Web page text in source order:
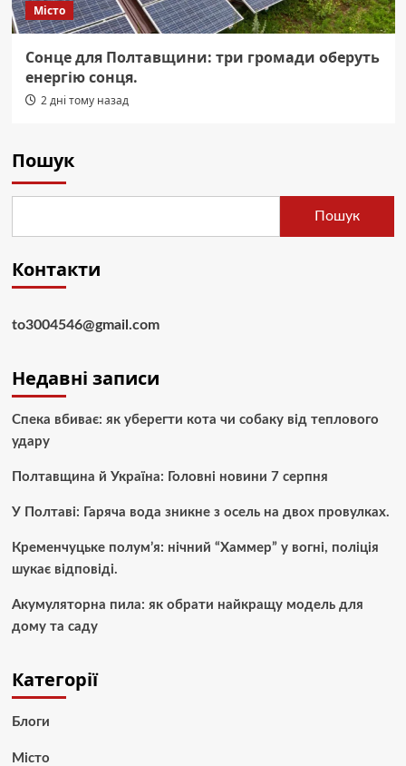
Місто
Сонце для Полтавщини: три громади оберуть
енергію сонця.
2 дні тому назад
Пошук
Пошук
Контакти
to3004546@gmail.com
Недавні записи
Спека вбиває: як уберегти кота чи собаку від теплового
удару
Полтавщина й Україна: Головні новини 7 серпня
У Полтаві: Гаряча вода зникне з осель на двох провулках.
Кременчуцьке полум’я: нічний “Хаммер” у вогні, поліція
шукає відповіді.
Акумуляторна пила: як обрати найкращу модель для
дому та саду
Категорії
Блоги
Місто